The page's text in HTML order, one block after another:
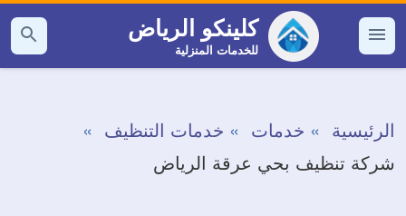
التجاوز
إلى القائمة
كلينكو الرياض
للخدمات المنزلية
بحث
عن
الرئيسية خدمات
خدمات التنظيف
شركة تنظيف بحي عرقة الرياض